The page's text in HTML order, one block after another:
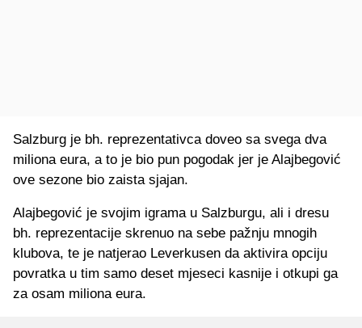
Salzburg je bh. reprezentativca doveo sa svega dva
miliona eura, a to je bio pun pogodak jer je Alajbegović
ove sezone bio zaista sjajan.
Alajbegović je svojim igrama u Salzburgu, ali i dresu
bh. reprezentacije skrenuo na sebe pažnju mnogih
klubova, te je natjerao Leverkusen da aktivira opciju
povratka u tim samo deset mjeseci kasnije i otkupi ga
za osam miliona eura.